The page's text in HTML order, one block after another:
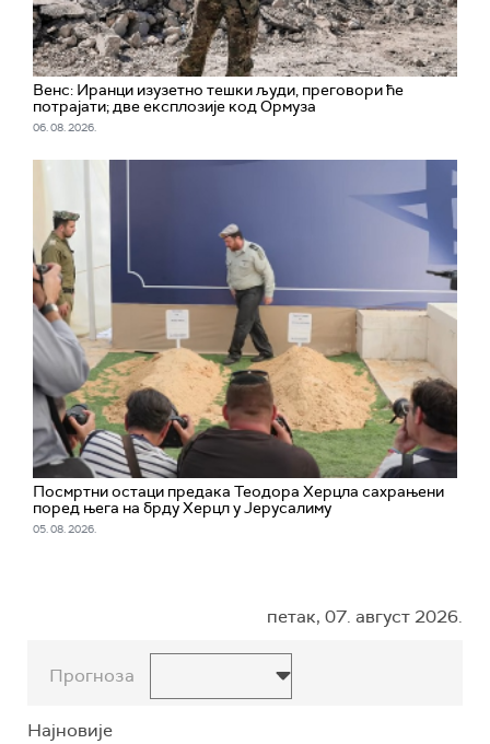
Венс: Иранци изузетно тешки људи, преговори ће
потрајати; две експлозије код Ормуза
06. 08. 2026.
Посмртни остаци предака Теодора Херцла сахрањени
поред њега на брду Херцл у Јерусалиму
05. 08. 2026.
петак, 07. август 2026.
Прогноза
Најновије